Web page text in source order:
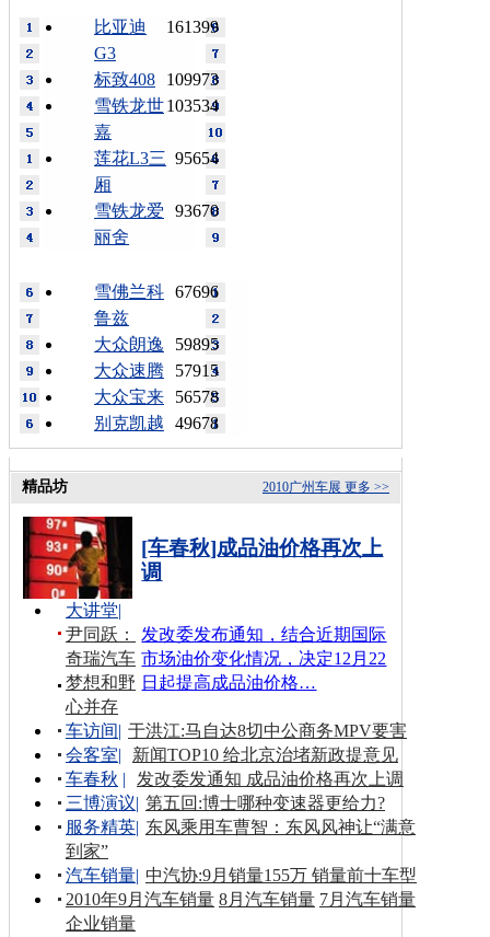
161399
比亚迪
G3
109973
标致408
103534
雪铁龙世
嘉
95654
莲花L3三
厢
93670
雪铁龙爱
丽舍
67696
雪佛兰科
鲁兹
59895
大众朗逸
57915
大众速腾
56578
大众宝来
49678
别克凯越
更多 >>
2010广州车展
精品坊
[车春秋]成品油价格再次上
调
发改委发布通知，结合近期国际
市场油价变化情况，决定12月22
日起提高成品油价格…
大讲堂|
尹同跃：
奇瑞汽车
梦想和野
心并存
车访间| 于洪江:马自达8切中公商务MPV要害
会客室|
新闻TOP10 给北京治堵新政提意见
车春秋 |
发改委发通知 成品油价格再次上调
三博演议| 第五回:博士哪种变速器更给力?
服务精英| 东风乘用车曹智：东风风神让“满意
到家”
汽车销量| 中汽协:9月销量155万 销量前十车型
2010年9月汽车销量 8月汽车销量 7月汽车销量
企业销量